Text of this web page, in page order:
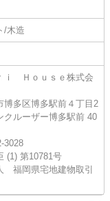
/木造
ｉ Ｈｏｕｓｅ株式会
博多区博多駅前４丁目2
ルーザー博多駅前 40
3028
(1) 第10781号
福岡県宅地建物取引